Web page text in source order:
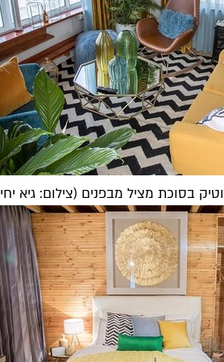
בסוכת מציל מבפנים (צילום: גיא